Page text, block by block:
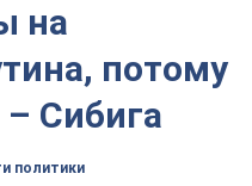
на
потому
Сибига
политики